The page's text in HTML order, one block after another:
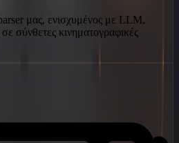
μας, ενισχυμένος με LLM,
σύνθετες κινηματογραφικές